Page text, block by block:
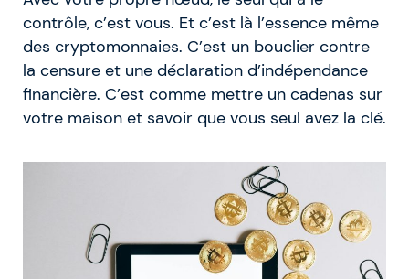
contrôle, c’est vous. Et c’est là l’essence même
des cryptomonnaies. C’est un bouclier contre
la censure et une déclaration d’indépendance
financière. C’est comme mettre un cadenas sur
votre maison et savoir que vous seul avez la clé.